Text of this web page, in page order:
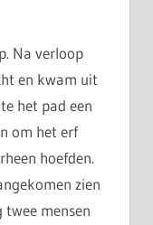
Na verloop
en kwam uit
het pad een
om het erf
hoefden.
zien
twee mensen